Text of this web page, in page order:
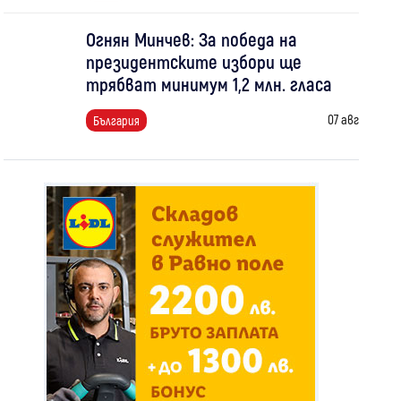
Огнян Минчев: За победа на
президентските избори ще
трябват минимум 1,2 млн. гласа
България 07 авг